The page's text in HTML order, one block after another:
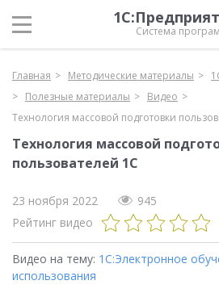
Система
Главная Методические материалы
Полезные материалы
Видео
Технология массовой подготовки
Технология массовой
пользователей 1С
23 ноября 2022
945
Рейтинг видео
Видео на тему: 1С:Электронное
использования